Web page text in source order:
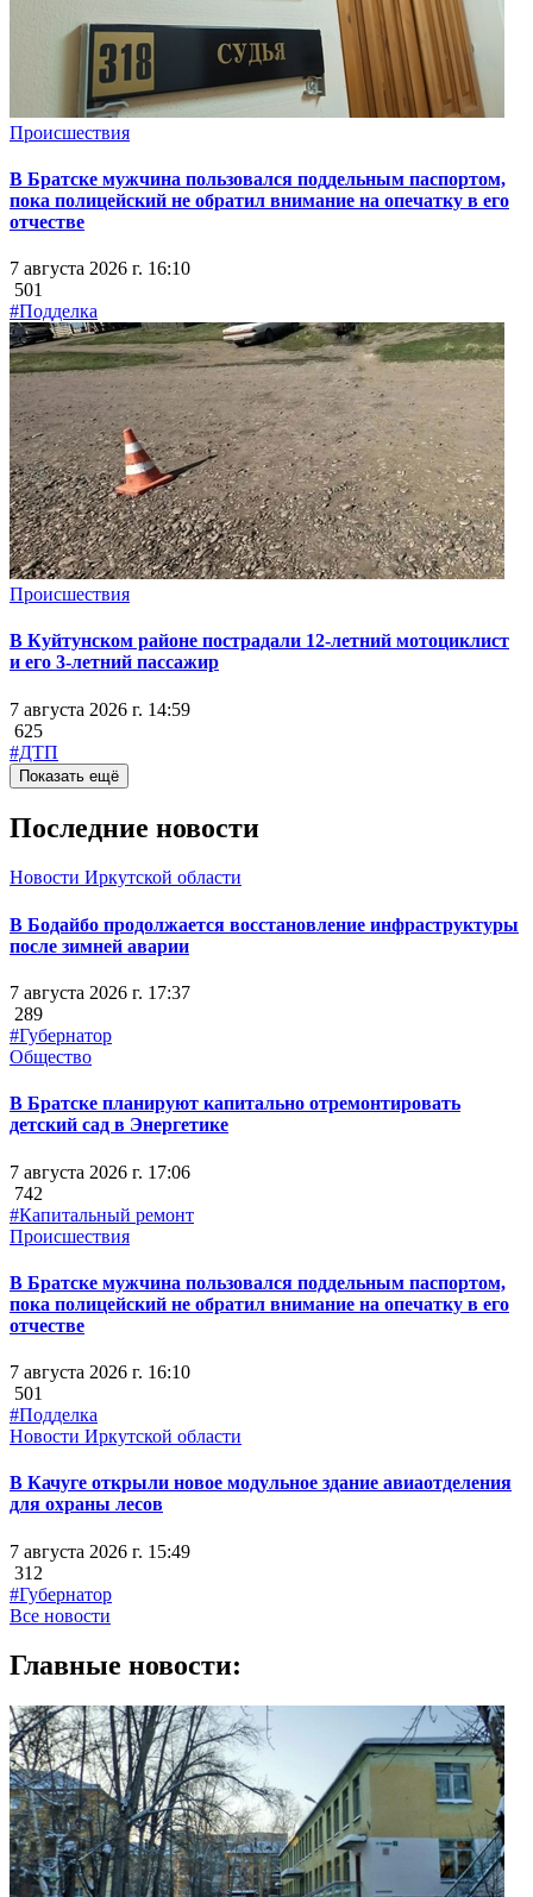
Происшествия
В Братске мужчина пользовался поддельным паспортом,
пока полицейский не обратил внимание на опечатку в его
отчестве
7 августа 2026 г. 16:10
501
#Подделка
Происшествия
В Куйтунском районе пострадали 12-летний мотоциклист
и его 3-летний пассажир
7 августа 2026 г. 14:59
625
#ДТП
Показать ещё
Последние новости
Новости Иркутской области
В Бодайбо продолжается восстановление инфраструктуры
после зимней аварии
7 августа 2026 г. 17:37
289
#Губернатор
Общество
В Братске планируют капитально отремонтировать
детский сад в Энергетике
7 августа 2026 г. 17:06
742
#Капитальный ремонт
Происшествия
В Братске мужчина пользовался поддельным паспортом,
пока полицейский не обратил внимание на опечатку в его
отчестве
7 августа 2026 г. 16:10
501
#Подделка
Новости Иркутской области
В Качуге открыли новое модульное здание авиаотделения
для охраны лесов
7 августа 2026 г. 15:49
312
#Губернатор
Все новости
Главные новости: